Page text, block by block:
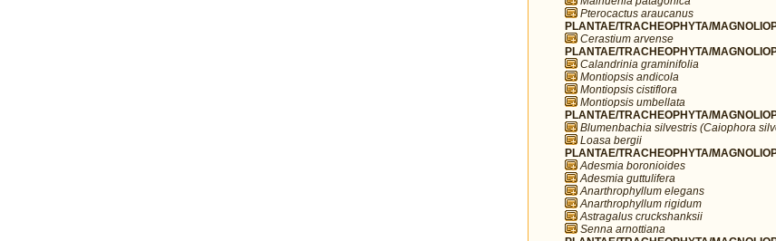
Pterocactus araucanus
PLANTAE/TRACHEOPHYTA/
Cerastium arvense
PLANTAE/TRACHEOPHYTA/
Calandrinia graminifolia
Montiopsis andicola
Montiopsis cistiflora
Montiopsis umbellata
PLANTAE/TRACHEOPHYTA/
Blumenbachia silvestris (Caiophora
Loasa bergii
PLANTAE/TRACHEOPHYTA/
Adesmia boronioides
Adesmia guttulifera
Anarthrophyllum elegans
Anarthrophyllum rigidum
Astragalus cruckshanksii
Senna arnottiana